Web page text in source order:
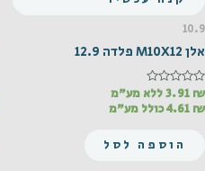
10.9
אלן M10X12 פלדה 12.9
דורג
מתוך
3.91 ₪
ללא מע"מ
4.61 ₪ כולל מע"מ
הוספה לסל